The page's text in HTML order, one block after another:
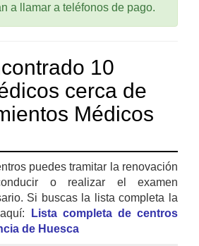
a llamar a teléfonos de pago.
10
cerca de
Médicos
puedes tramitar la renovación
o realizar el examen
Si buscas la lista completa la
Lista completa de centros
de Huesca